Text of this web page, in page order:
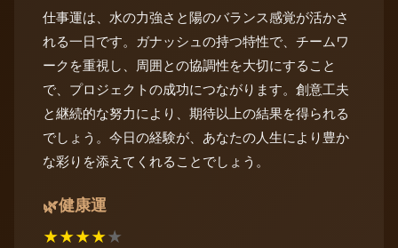
仕事運は、水の力強さと陽のバランス感覚が活かさ
れる一日です。ガナッシュの持つ特性で、チームワ
ークを重視し、周囲との協調性を大切にすること
で、プロジェクトの成功につながります。創意工夫
と継続的な努力により、期待以上の結果を得られる
でしょう。今日の経験が、あなたの人生により豊か
な彩りを添えてくれることでしょう。
🌿健康運
★★★★★